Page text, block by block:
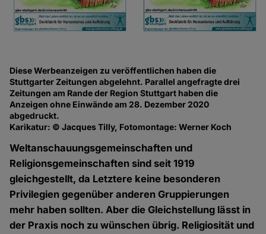
Diese Werbeanzeigen zu veröffentlichen haben die
Stuttgarter Zeitungen abgelehnt. Parallel angefragte drei
Zeitungen am Rande der Region Stuttgart haben die
Anzeigen ohne Einwände am 28. Dezember 2020
abgedruckt.
Karikatur: © Jacques Tilly, Fotomontage: Werner Koch
Weltanschauungsgemeinschaften und
Religionsgemeinschaften sind seit 1919
gleichgestellt, da Letztere keine besonderen
Privilegien gegenüber anderen Gruppierungen
mehr haben sollten. Aber die Gleichstellung lässt in
der Praxis noch zu wünschen übrig. Religiosität und